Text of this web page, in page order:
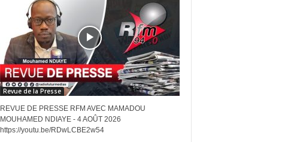
Revue de la Presse
REVUE DE PRESSE RFM AVEC MAMADOU
MOUHAMED NDIAYE - 4 AOÛT 2026
https://youtu.be/RDwLCBE2w54